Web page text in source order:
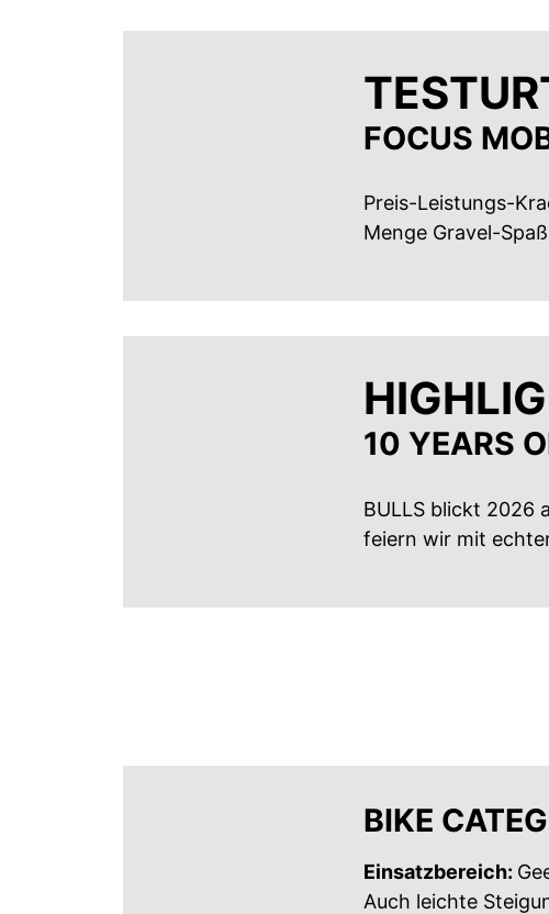
FOCUS
Preis-Leistungs-
Menge Gravel-
10 YEARS
BULLS blickt 2026
feiern wir mit
BIKE
Einsatzbereich:
Auch leichte